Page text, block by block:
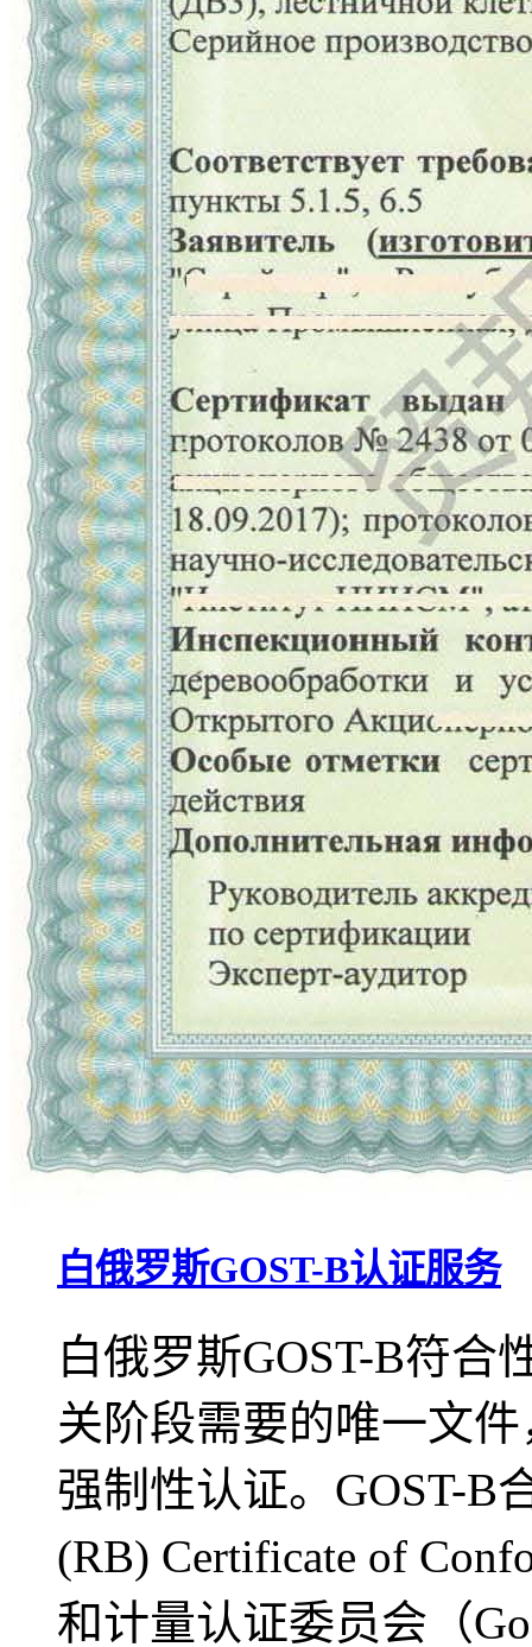
白俄罗斯GOST-B认证服务
白俄罗斯GOST-B符合
关阶段需要的唯一文
强制性认证。GOST-B
(RB) Certificate of
和计量认证委员会（